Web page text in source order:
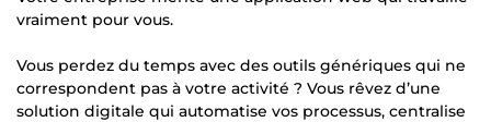
vraiment pour vous.
Vous perdez du temps avec des outils génériques qui ne
correspondent pas à votre activité ? Vous rêvez d’une
solution digitale qui automatise vos processus, centralise